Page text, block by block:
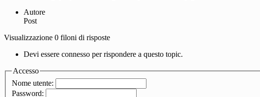
Autore
Post
Visualizzazione 0 filoni di risposte
Devi essere connesso per rispondere a questo topic.
Accesso
Nome utente:
Password: